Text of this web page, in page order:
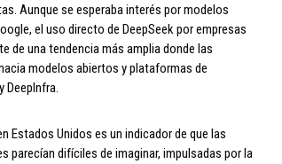
Aunque se esperaba interés por modelos
el uso directo de DeepSeek por empresas
de una tendencia más amplia donde las
modelos abiertos y plataformas de
DeepInfra.
Estados Unidos es un indicador de que las
parecían difíciles de imaginar, impulsadas por la